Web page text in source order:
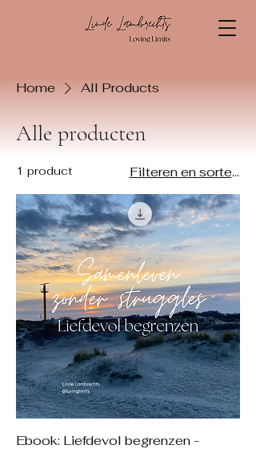
Home All Products
Alle producten
1 product Filteren en sorteren
Ebook: Liefdevol begrenzen -